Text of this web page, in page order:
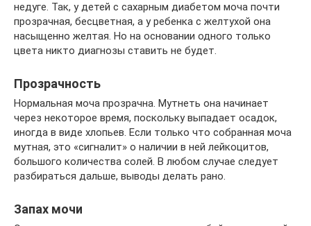
недуге. Так, у детей с сахарным диабетом моча почти
прозрачная, бесцветная, а у ребенка с желтухой она
насыщенно желтая. Но на основании одного только
цвета никто диагнозы ставить не будет.
Прозрачность
Нормальная моча прозрачна. Мутнеть она начинает
через некоторое время, поскольку выпадает осадок,
иногда в виде хлопьев. Если только что собранная моча
мутная, это «сигналит» о наличии в ней лейкоцитов,
большого количества солей. В любом случае следует
разбираться дальше, выводы делать рано.
Запах мочи